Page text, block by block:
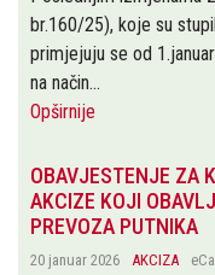
br.160/25), koje su
primjejuju se od
na način...
Opširnije
OBAVJESTENJE ZA
AKCIZE KOJI
PREVOZA PUTNIKA
20 januar 2026 AKCIZA